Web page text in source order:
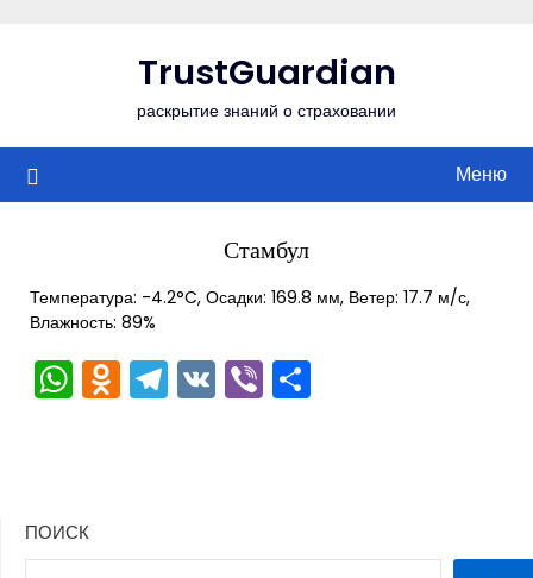
TrustGuardian
раскрытие знаний о страховании
Меню
Стамбул
Температура: -4.2°C, Осадки: 169.8 мм, Ветер: 17.7 м/с,
Влажность: 89%
WhatsApp
Odnoklassniki
Telegram
VKViber
ПОИСК